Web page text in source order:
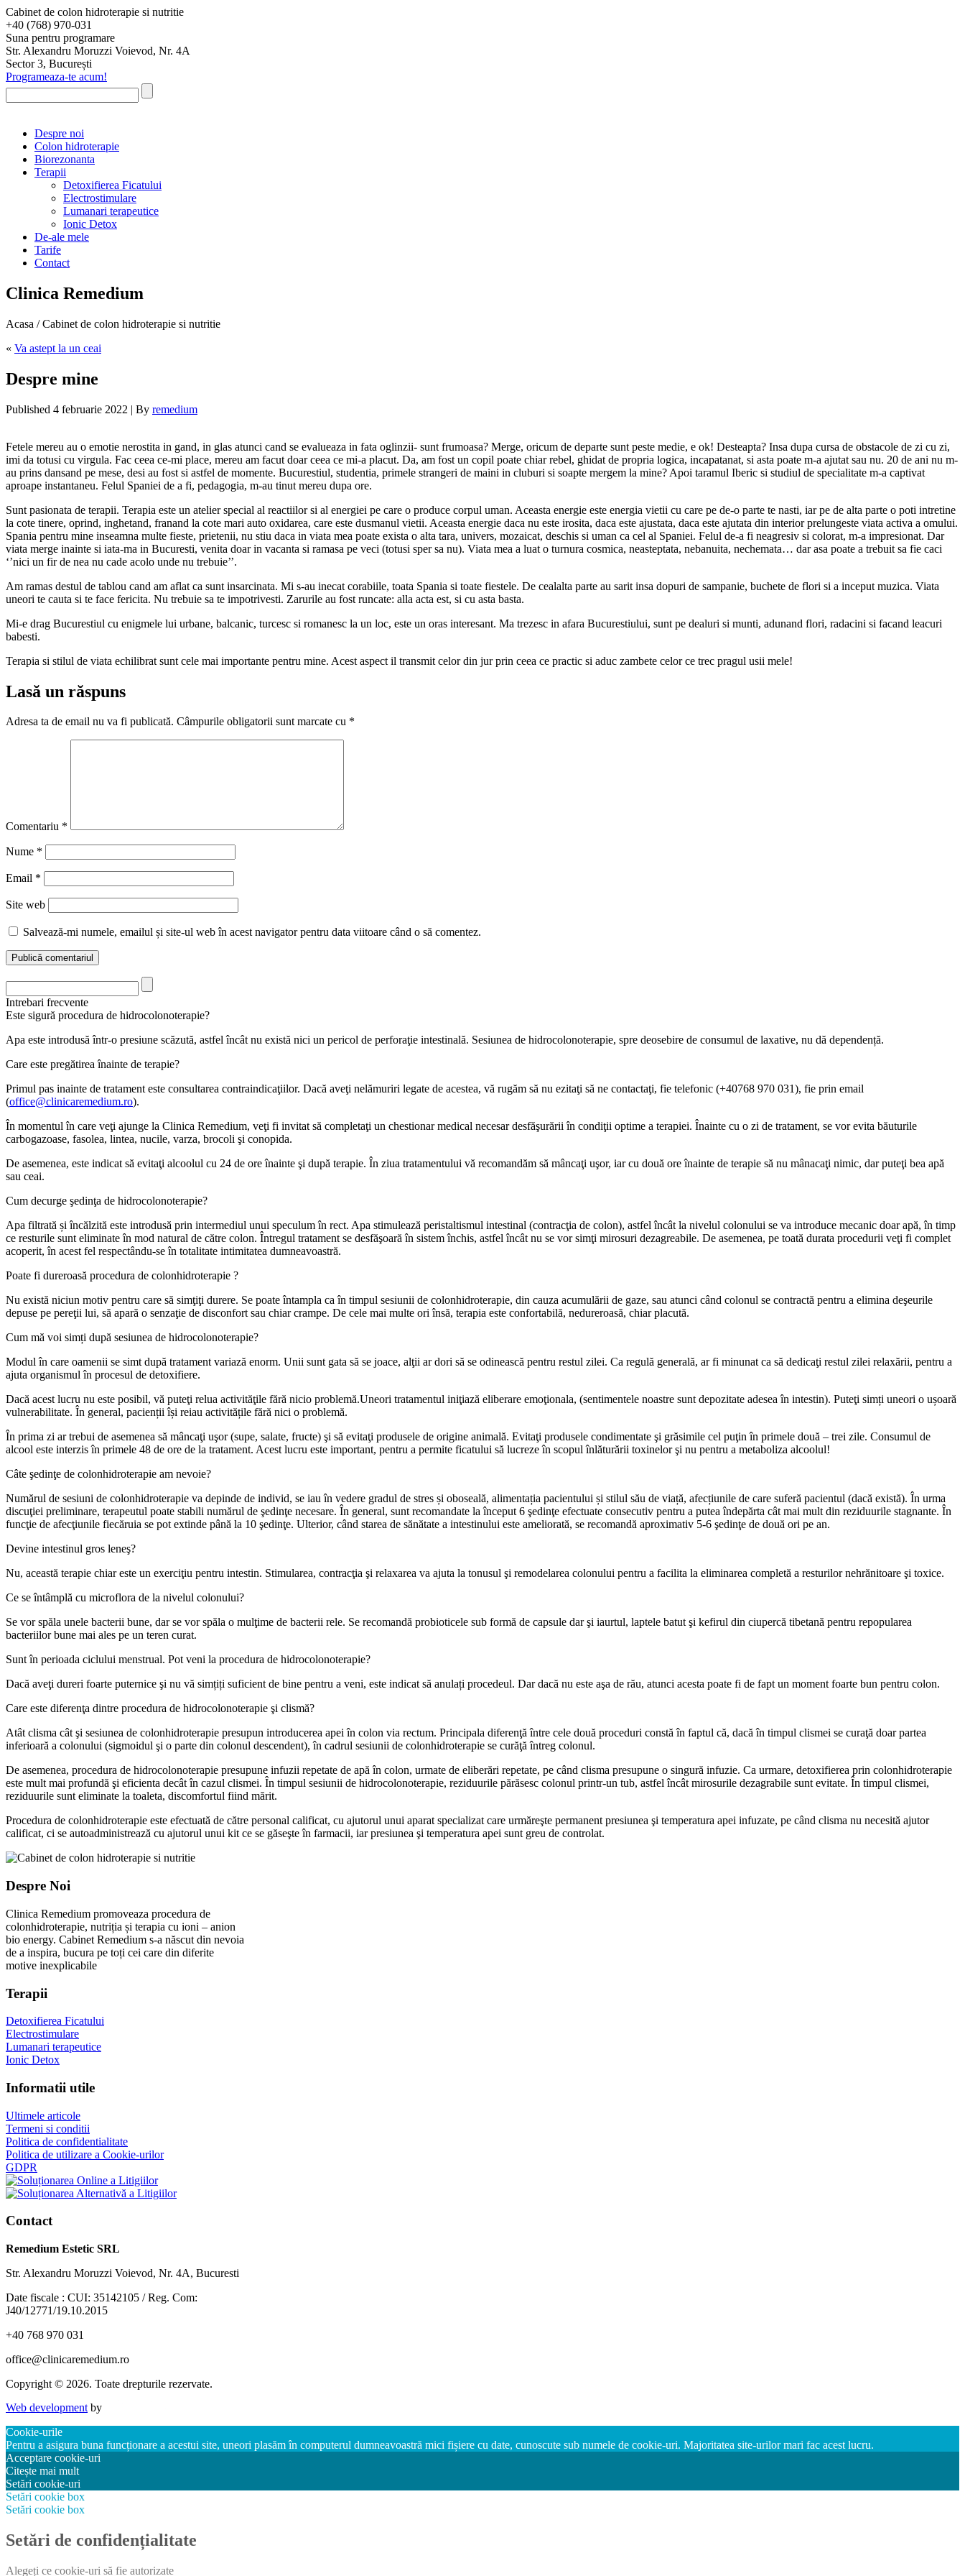
Cabinet de colon hidroterapie si nutritie
+40 (768) 970-031
Suna pentru programare
Str. Alexandru Moruzzi Voievod, Nr. 4A
Sector 3, București
Programeaza-te acum!
Despre noi
Colon hidroterapie
Biorezonanta
Terapii
Detoxifierea Ficatului
Electrostimulare
Lumanari terapeutice
Ionic Detox
De-ale mele
Tarife
Contact
Clinica Remedium
Acasa / Cabinet de colon hidroterapie si nutritie
« Va astept la un ceai
Despre mine
Published 4 februarie 2022 | By remedium
Fetele mereu au o emotie nerostita in gand, in glas atunci cand se evalueaza in fata oglinzii- sunt frumoasa? Merge, oricum de departe sunt peste medie, e ok! Desteapta? Insa dupa cursa de obstacole de zi cu zi,
imi da totusi cu virgula. Fac ceea ce-mi place, mereu am facut doar ceea ce mi-a placut. Da, am fost un copil poate chiar rebel, ghidat de propria logica, incapatanat, si asta poate m-a ajutat sau nu. 20 de ani nu m-
au prins dansand pe mese, desi au fost si astfel de momente. Bucurestiul, studentia, primele strangeri de maini in cluburi si soapte mergem la mine? Apoi taramul Iberic si studiul de specialitate m-a captivat
aproape instantaneu. Felul Spaniei de a fi, pedagogia, m-au tinut mereu dupa ore.
Sunt pasionata de terapii. Terapia este un atelier special al reactiilor si al energiei pe care o produce corpul uman. Aceasta energie este energia vietii cu care pe de-o parte te nasti, iar pe de alta parte o poti intretine
la cote tinere, oprind, inghetand, franand la cote mari auto oxidarea, care este dusmanul vietii. Aceasta energie daca nu este irosita, daca este ajustata, daca este ajutata din interior prelungeste viata activa a omului.
Spania pentru mine inseamna multe fieste, prietenii, nu stiu daca in viata mea poate exista o alta tara, univers, mozaicat, deschis si uman ca cel al Spaniei. Felul de-a fi neagresiv si colorat, m-a impresionat. Dar
viata merge inainte si iata-ma in Bucuresti, venita doar in vacanta si ramasa pe veci (totusi sper sa nu). Viata mea a luat o turnura cosmica, neasteptata, nebanuita, nechemata… dar asa poate a trebuit sa fie caci
‘’nici un fir de nea nu cade acolo unde nu trebuie’’.
Am ramas destul de tablou cand am aflat ca sunt insarcinata. Mi s-au inecat corabiile, toata Spania si toate fiestele. De cealalta parte au sarit insa dopuri de sampanie, buchete de flori si a inceput muzica. Viata
uneori te cauta si te face fericita. Nu trebuie sa te impotrivesti. Zarurile au fost runcate: alla acta est, si cu asta basta.
Mi-e drag Bucurestiul cu enigmele lui urbane, balcanic, turcesc si romanesc la un loc, este un oras interesant. Ma trezesc in afara Bucurestiului, sunt pe dealuri si munti, adunand flori, radacini si facand leacuri
babesti.
Terapia si stilul de viata echilibrat sunt cele mai importante pentru mine. Acest aspect il transmit celor din jur prin ceea ce practic si aduc zambete celor ce trec pragul usii mele!
Lasă un răspuns
Adresa ta de email nu va fi publicată. Câmpurile obligatorii sunt marcate cu *
Comentariu *
Nume *
Email *
Site web
Salvează-mi numele, emailul și site-ul web în acest navigator pentru data viitoare când o să comentez.
Intrebari frecvente
Este sigură procedura de hidrocolonoterapie?
Apa este introdusă într-o presiune scăzută, astfel încât nu există nici un pericol de perforaţie intestinală. Sesiunea de hidrocolonoterapie, spre deosebire de consumul de laxative, nu dă dependență.
Care este pregătirea înainte de terapie?
Primul pas inainte de tratament este consultarea contraindicaţiilor. Dacă aveţi nelămuriri legate de acestea, vă rugăm să nu ezitaţi să ne contactaţi, fie telefonic (+40768 970 031), fie prin email
(office@clinicaremedium.ro).
În momentul în care veţi ajunge la Clinica Remedium, veţi fi invitat să completaţi un chestionar medical necesar desfăşurării în condiţii optime a terapiei. Înainte cu o zi de tratament, se vor evita băuturile
carbogazoase, fasolea, lintea, nucile, varza, brocoli şi conopida.
De asemenea, este indicat să evitaţi alcoolul cu 24 de ore înainte şi după terapie. În ziua tratamentului vă recomandăm să mâncaţi uşor, iar cu două ore înainte de terapie să nu mânacaţi nimic, dar puteţi bea apă
sau ceai.
Cum decurge şedinţa de hidrocolonoterapie?
Apa filtrată și încălzită este introdusă prin intermediul unui speculum în rect. Apa stimulează peristaltismul intestinal (contracţia de colon), astfel încât la nivelul colonului se va introduce mecanic doar apă, în timp
ce resturile sunt eliminate în mod natural de către colon. Întregul tratament se desfăşoară în sistem închis, astfel încât nu se vor simţi mirosuri dezagreabile. De asemenea, pe toată durata procedurii veţi fi complet
acoperit, în acest fel respectându-se în totalitate intimitatea dumneavoastră.
Poate fi dureroasă procedura de colonhidroterapie ?
Nu există niciun motiv pentru care să simţiţi durere. Se poate întampla ca în timpul sesiunii de colonhidroterapie, din cauza acumulării de gaze, sau atunci când colonul se contractă pentru a elimina deşeurile
depuse pe pereţii lui, să apară o senzaţie de disconfort sau chiar crampe. De cele mai multe ori însă, terapia este confortabilă, nedureroasă, chiar placută.
Cum mă voi simți după sesiunea de hidrocolonoterapie?
Modul în care oamenii se simt după tratament variază enorm. Unii sunt gata să se joace, alţii ar dori să se odinească pentru restul zilei. Ca regulă generală, ar fi minunat ca să dedicaţi restul zilei relaxării, pentru a
ajuta organismul în procesul de detoxifiere.
Dacă acest lucru nu este posibil, vă puteţi relua activităţile fără nicio problemă.Uneori tratamentul iniţiază eliberare emoţionala, (sentimentele noastre sunt depozitate adesea în intestin). Puteţi simți uneori o ușoară
vulnerabilitate. În general, pacienții își reiau activitățile fără nici o problemă.
În prima zi ar trebui de asemenea să mâncaţi uşor (supe, salate, fructe) şi să evitaţi produsele de origine animală. Evitaţi produsele condimentate şi grăsimile cel puţin în primele două – trei zile. Consumul de
alcool este interzis în primele 48 de ore de la tratament. Acest lucru este important, pentru a permite ficatului să lucreze în scopul înlăturării toxinelor şi nu pentru a metaboliza alcoolul!
Câte şedinţe de colonhidroterapie am nevoie?
Numărul de sesiuni de colonhidroterapie va depinde de individ, se iau în vedere gradul de stres și oboseală, alimentația pacientului și stilul său de viață, afecțiunile de care suferă pacientul (dacă există). În urma
discuţiei preliminare, terapeutul poate stabili numărul de şedinţe necesare. În general, sunt recomandate la început 6 şedinţe efectuate consecutiv pentru a putea îndepărta cât mai mult din reziduurile stagnante. În
funcţie de afecţiunile fiecăruia se pot extinde până la 10 şedinţe. Ulterior, când starea de sănătate a intestinului este ameliorată, se recomandă aproximativ 5-6 şedinţe de două ori pe an.
Devine intestinul gros leneş?
Nu, această terapie chiar este un exerciţiu pentru intestin. Stimularea, contracţia şi relaxarea va ajuta la tonusul şi remodelarea colonului pentru a facilita la eliminarea completă a resturilor nehrănitoare şi toxice.
Ce se întâmplă cu microflora de la nivelul colonului?
Se vor spăla unele bacterii bune, dar se vor spăla o mulţime de bacterii rele. Se recomandă probioticele sub formă de capsule dar şi iaurtul, laptele batut şi kefirul din ciupercă tibetană pentru repopularea
bacteriilor bune mai ales pe un teren curat.
Sunt în perioada ciclului menstrual. Pot veni la procedura de hidrocolonoterapie?
Dacă aveţi dureri foarte puternice şi nu vă simțiți suficient de bine pentru a veni, este indicat să anulați procedeul. Dar dacă nu este aşa de rău, atunci acesta poate fi de fapt un moment foarte bun pentru colon.
Care este diferenţa dintre procedura de hidrocolonoterapie şi clismă?
Atât clisma cât şi sesiunea de colonhidroterapie presupun introducerea apei în colon via rectum. Principala diferenţă între cele două proceduri constă în faptul că, dacă în timpul clismei se curaţă doar partea
inferioară a colonului (sigmoidul şi o parte din colonul descendent), în cadrul sesiunii de colonhidroterapie se curăţă întreg colonul.
De asemenea, procedura de hidrocolonoterapie presupune infuzii repetate de apă în colon, urmate de eliberări repetate, pe când clisma presupune o singură infuzie. Ca urmare, detoxifierea prin colonhidroterapie
este mult mai profundă şi eficienta decât în cazul clismei. În timpul sesiunii de hidrocolonoterapie, reziduurile părăsesc colonul printr-un tub, astfel încât mirosurile dezagrabile sunt evitate. În timpul clismei,
reziduurile sunt eliminate la toaleta, discomfortul fiind mărit.
Procedura de colonhidroterapie este efectuată de către personal calificat, cu ajutorul unui aparat specializat care urmăreşte permanent presiunea şi temperatura apei infuzate, pe când clisma nu necesită ajutor
calificat, ci se autoadministrează cu ajutorul unui kit ce se găseşte în farmacii, iar presiunea şi temperatura apei sunt greu de controlat.
Despre Noi
Clinica Remedium promoveaza procedura de
colonhidroterapie, nutriția și terapia cu ioni – anion
bio energy. Cabinet Remedium s-a născut din nevoia
de a inspira, bucura pe toți cei care din diferite
motive inexplicabile
Terapii
Detoxifierea Ficatului
Electrostimulare
Lumanari terapeutice
Ionic Detox
Informatii utile
Ultimele articole
Termeni si conditii
Politica de confidentialitate
Politica de utilizare a Cookie-urilor
GDPR
Contact
Remedium Estetic SRL
Str. Alexandru Moruzzi Voievod, Nr. 4A, Bucuresti
Date fiscale : CUI: 35142105 / Reg. Com:
J40/12771/19.10.2015
+40 768 970 031
office@clinicaremedium.ro
Copyright © 2026. Toate drepturile rezervate.
Web development by
Cookie-urile
Pentru a asigura buna funcționare a acestui site, uneori plasăm în computerul dumneavoastră mici fișiere cu date, cunoscute sub numele de cookie-uri. Majoritatea site-urilor mari fac acest lucru.
Acceptare cookie-uri
Citește mai mult
Setări cookie-uri
Setări cookie box
Setări cookie box
Setări de confidențialitate
Alegeți ce cookie-uri să fie autorizate